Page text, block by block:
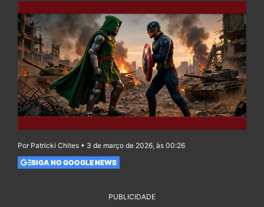
Por Patricki Chites • 3 de março de 2026, às 00:26
SIGA NO GOOGLE NEWS
PUBLICIDADE